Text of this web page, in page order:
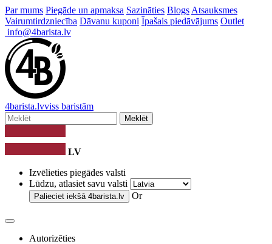
Par mums Piegāde un apmaksa Sazināties Blogs Atsauksmes
Vairumtirdzniecība Dāvanu kuponi Īpašais piedāvājums Outlet
info@4barista.lv
4barista.lvviss baristām
Meklēt
LV
Izvēlieties piegādes valsti
Lūdzu, atlasiet savu valsti
Palieciet iekšā 4barista.lv Or
Autorizēties